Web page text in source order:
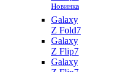
Новинка
Galaxy
Z Fold7
Galaxy
Z Flip7
Galaxy